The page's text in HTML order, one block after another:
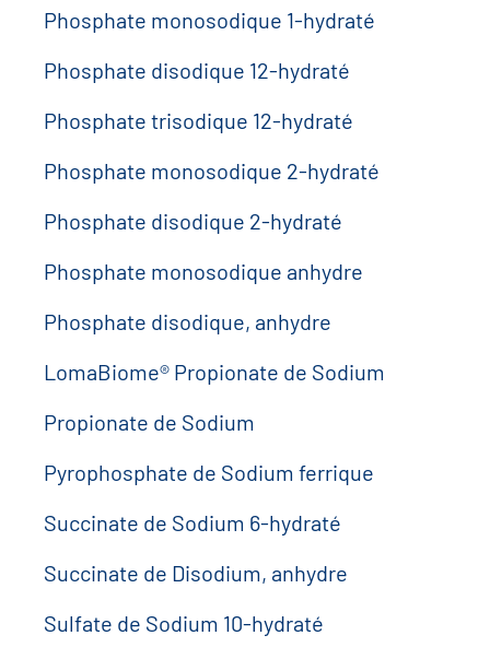
Phosphate monosodique 1-hydraté
Phosphate disodique 12-hydraté
Phosphate trisodique 12-hydraté
Phosphate monosodique 2-hydraté
Phosphate disodique 2-hydraté
Phosphate monosodique anhydre
Phosphate disodique, anhydre
LomaBiome® Propionate de Sodium
Propionate de Sodium
Pyrophosphate de Sodium ferrique
Succinate de Sodium 6-hydraté
Succinate de Disodium, anhydre
Sulfate de Sodium 10-hydraté